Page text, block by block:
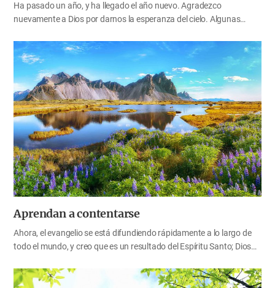
Ha pasado un año, y ha llegado el año nuevo. Agradezco
nuevamente a Dios por darnos la esperanza del cielo. Algunas
abrumadas y con un sentido de pesar y vanidad, cuando ven que el
año ha pasado tan rápido. Pero los que viven en el nuevo pacto
deben dar más gracias y gloria a Dios porque el reino de los cielos
está mucho más cerca, y también deben prepararse para entrar en
el reino de Dios sin que les falte nada. Ahora, consideremos el reino
de los cielos adonde iremos, a través de la Biblia, para que nosotros,
la familia de Sion, podamos llevar una vida digna y significativa en…
Aprendan a contentarse
Ahora, el evangelio se está difundiendo rápidamente a lo largo de
todo el mundo, y creo que es un resultado del Espíritu Santo; Dios
contentan dondequiera que van, y siempre le dan gracias por todo.